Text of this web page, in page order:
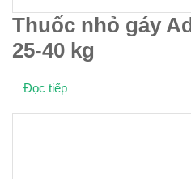
Thuốc nhỏ gáy
25-40 kg
Đọc tiếp